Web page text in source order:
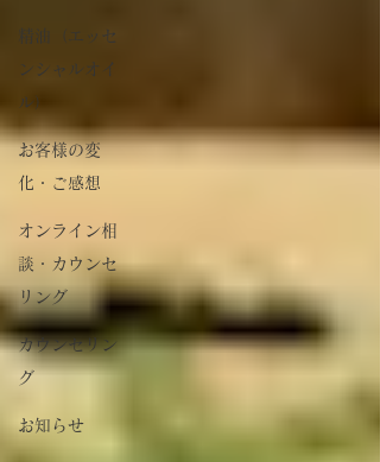
精油（エッセ
ンシャルオイ
ル）
お客様の変
化・ご感想
オンライン相
談・カウンセ
リング
カウンセリン
グ
お知らせ